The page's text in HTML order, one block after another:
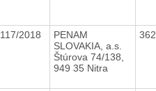
117/2018
PENAM
SLOVAKIA, a.s.
Štúrova 74/138,
949 35 Nitra